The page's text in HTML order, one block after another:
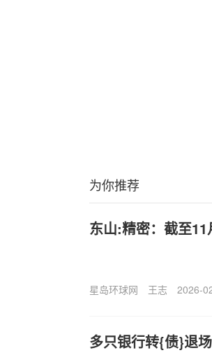
为你推荐
东山:精密：截至
星岛环球网 王志 2026-
多只银行转{债}退